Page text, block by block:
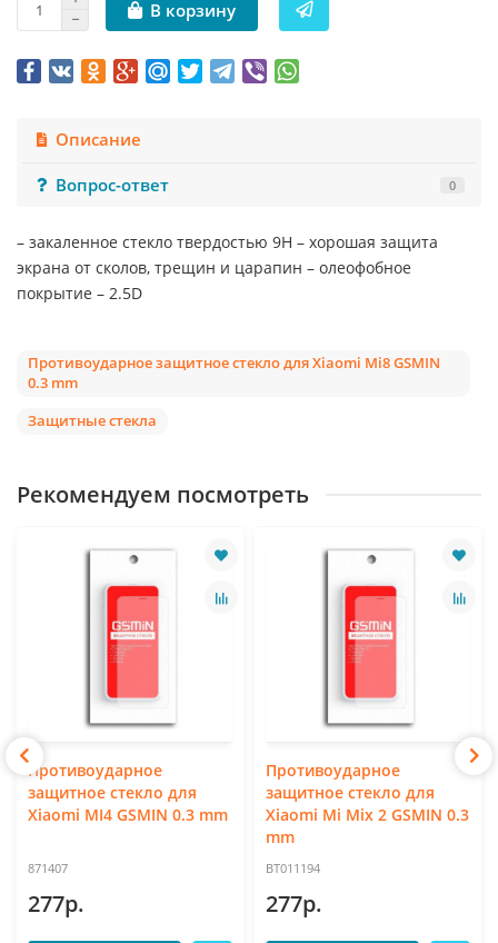
В корзину
Описание
Вопрос-ответ
0
– закаленное стекло твердостью 9Н – хорошая защита
экрана от сколов, трещин и царапин – олеофобное
покрытие – 2.5D
Противоударное защитное стекло для Xiaomi Mi8 GSMIN
0.3 mm
Защитные стекла
Рекомендуем посмотреть
Противоударное
защитное стекло для
Xiaomi MI4 GSMIN 0.3 mm
871407
277р.
Противоударное
защитное стекло для
Xiaomi Mi Mix 2 GSMIN 0.3
mm
BT011194
277р.